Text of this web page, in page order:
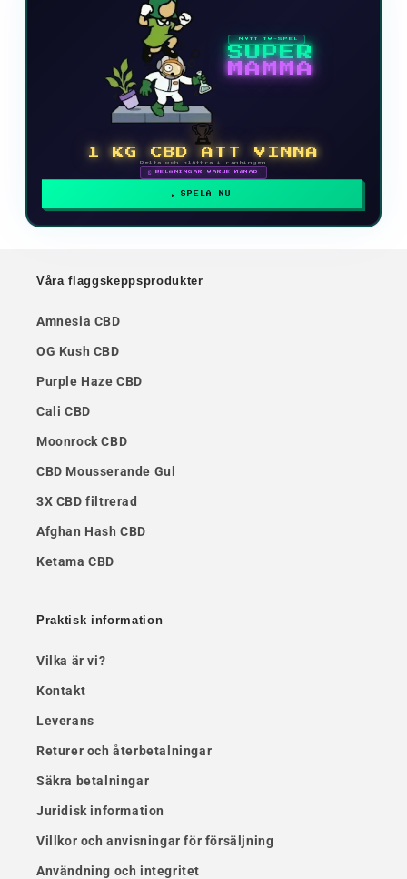
NYTT TV-SPEL
SUPER
MAMMA
🏆
1 KG CBD ATT VINNA
Delta och klättra i rankingen
🗓 BELÖNINGAR VARJE MÅNAD
SPELA NU
Våra flaggskeppsprodukter
Amnesia CBD
OG Kush CBD
Purple Haze CBD
Cali CBD
Moonrock CBD
CBD Mousserande Gul
3X CBD filtrerad
Afghan Hash CBD
Ketama CBD
Praktisk information
Vilka är vi?
Kontakt
Leverans
Returer och återbetalningar
Säkra betalningar
Juridisk information
Villkor och anvisningar för försäljning
Användning och integritet